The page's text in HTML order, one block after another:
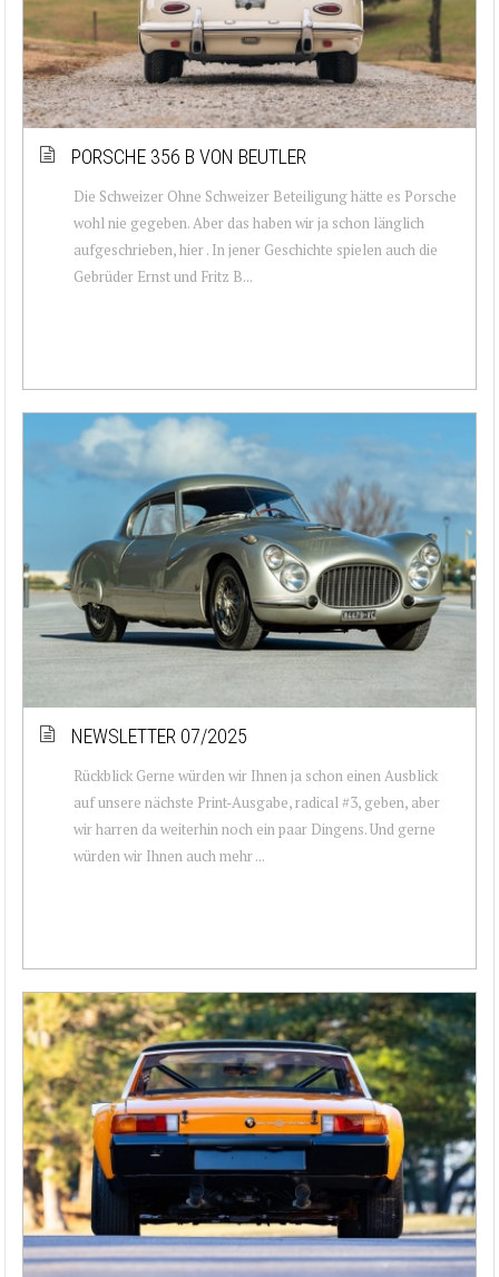
PORSCHE 356 B VON BEUTLER
Die Schweizer Ohne Schweizer Beteiligung hätte es Porsche
wohl nie gegeben. Aber das haben wir ja schon länglich
aufgeschrieben, hier . In jener Geschichte spielen auch die
Gebrüder Ernst und Fritz B...
NEWSLETTER 07/2025
Rückblick Gerne würden wir Ihnen ja schon einen Ausblick
auf unsere nächste Print-Ausgabe, radical #3, geben, aber
wir harren da weiterhin noch ein paar Dingens. Und gerne
würden wir Ihnen auch mehr ...